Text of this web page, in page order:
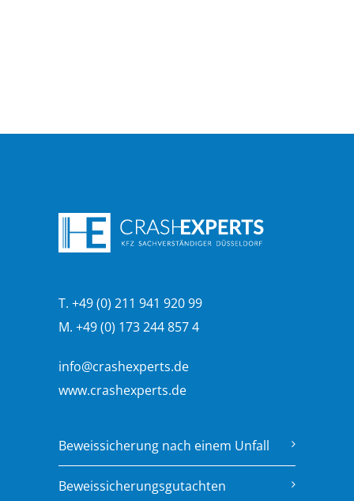
T. +49 (0) 211 941 920 99
M. +49 (0) 173 244 857 4
info@crashexperts.de
www.crashexperts.de
Beweissicherung nach einem Unfall
Beweissicherungsgutachten